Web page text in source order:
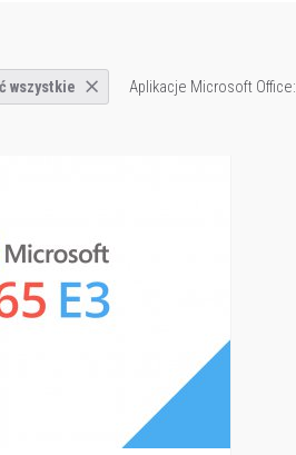
wszystkie Aplikacje Microsoft Office: